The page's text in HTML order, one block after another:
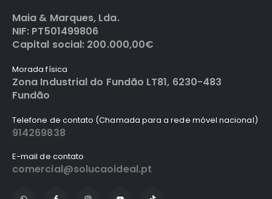
Maia & Marques, Lda.
NIF: PT501499806
Capital social: 200.000,00€
Morada física
Zona Industrial do Fundão LT81, 6230-483
Fundão
Telefone de contato (Chamada para a rede móvel nacional)
914269838
E-mail de contato
comercial@solucaoideal.pt